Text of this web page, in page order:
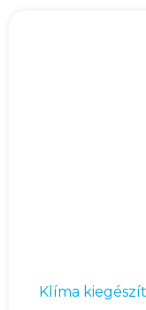
Klíma